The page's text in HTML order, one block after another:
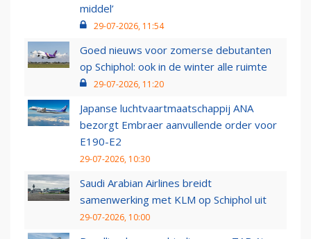
middel’
29-07-2026, 11:54
Goed nieuws voor zomerse debutanten
op Schiphol: ook in de winter alle ruimte
29-07-2026, 11:20
Japanse luchtvaartmaatschappij ANA
bezorgt Embraer aanvullende order voor
E190-E2
29-07-2026, 10:30
Saudi Arabian Airlines breidt
samenwerking met KLM op Schiphol uit
29-07-2026, 10:00